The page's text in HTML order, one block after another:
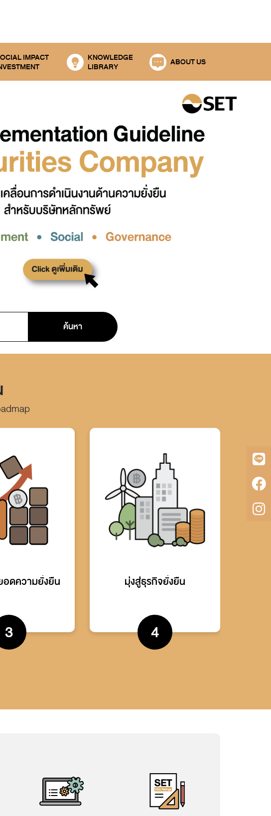
IMPACT
KNOWLEDGE
LIBRARY
ABOUT US
ค้นหา
ดความยั่งยืน
มให้สินค้าและบริการ
อย่างมีกลยุทธ์ยกระดับ
3
มุ่งสู่ธุรกิจยั่งยืน
ปรับตัวได้ในทุกสถานการณ์
4